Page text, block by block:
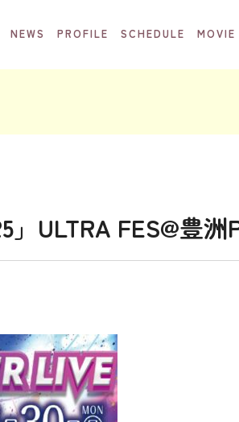
NEWS PROFILE SCHEDULE MOVIE
」ULTRA FES@豊洲